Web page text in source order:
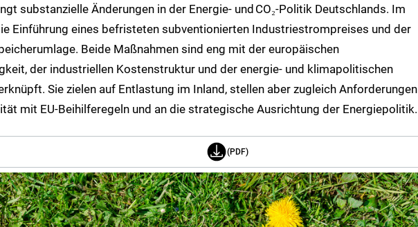
substanzielle Änderungen in der Energie‑ und CO₂‑Politik Deutschlands. Im
Einführung eines befristeten subventionierten Industriestrompreises und der
Beide Maßnahmen sind eng mit der europäischen
der industriellen Kostenstruktur und der energie‑ und klimapolitischen
Sie zielen auf Entlastung im Inland, stellen aber zugleich Anforderungen
mit EU‑Beihilferegeln und an die strategische Ausrichtung der Energiepolitik.
(PDF)